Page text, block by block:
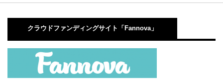
クラウドファンディングサイト「Fannova」